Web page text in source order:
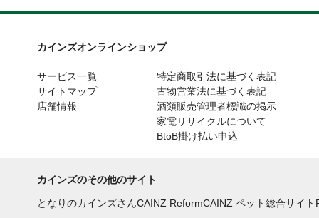
カインズオンラインショップ
サービス一覧
サイトマップ
店舗情報
特定商取引法に基づく表記
古物営業法に基づく表記
酒類販売管理者標識の掲示
家電リサイクルについて
BtoB掛け払い申込
カインズのその他のサイト
となりのカインズさんCAINZ ReformCAINZ ペット総合サイト